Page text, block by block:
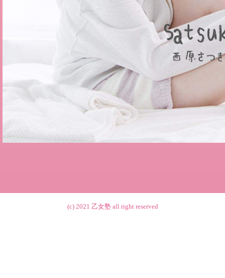
(c) 2021 乙女塾all right reserved